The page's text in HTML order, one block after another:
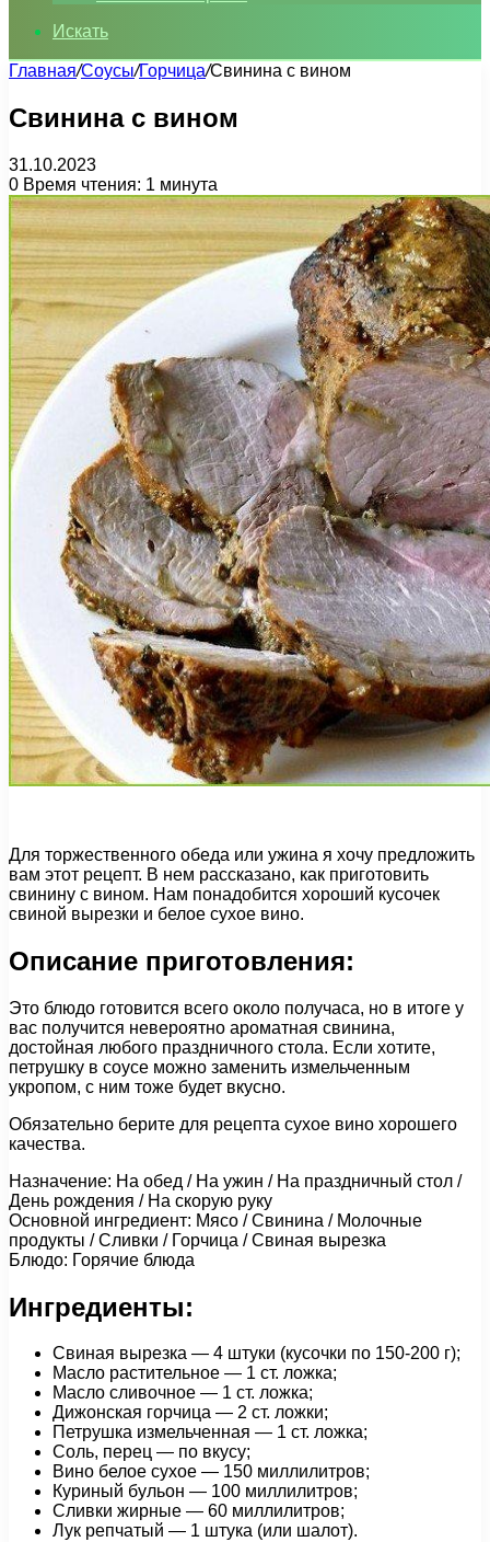
Искать
Главная/Соусы/Горчица/Свинина с вином
Свинина с вином
31.10.2023
0 Время чтения: 1 минута
Для торжественного обеда или ужина я хочу предложить
вам этот рецепт. В нем рассказано, как приготовить
свинину с вином. Нам понадобится хороший кусочек
свиной вырезки и белое сухое вино.
Описание приготовления:
Это блюдо готовится всего около получаса, но в итоге у
вас получится невероятно ароматная свинина,
достойная любого праздничного стола. Если хотите,
петрушку в соусе можно заменить измельченным
укропом, с ним тоже будет вкусно.
Обязательно берите для рецепта сухое вино хорошего
качества.
Назначение: На обед / На ужин / На праздничный стол /
День рождения / На скорую руку
Основной ингредиент: Мясо / Свинина / Молочные
продукты / Сливки / Горчица / Свиная вырезка
Блюдо: Горячие блюда
Ингредиенты:
Свиная вырезка — 4 штуки (кусочки по 150-200 г);
Масло растительное — 1 ст. ложка;
Масло сливочное — 1 ст. ложка;
Дижонская горчица — 2 ст. ложки;
Петрушка измельченная — 1 ст. ложка;
Соль, перец — по вкусу;
Вино белое сухое — 150 миллилитров;
Куриный бульон — 100 миллилитров;
Сливки жирные — 60 миллилитров;
Лук репчатый — 1 штука (или шалот).